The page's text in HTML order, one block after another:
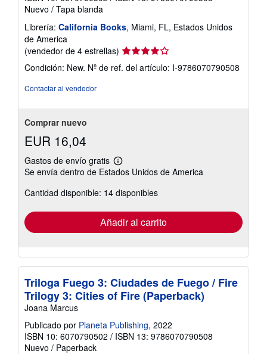
Nuevo / Tapa blanda
Librería: California Books, Miami, FL, Estados Unidos
de America
(vendedor de 4 estrellas) Calificación
del
vendedor:
Condición: New. Nº de ref. del artículo: I-9786070790508
Contactar al vendedor
Comprar nuevo
EUR 16,04
Gastos de envío gratis
Más
información
las
tarifas
envío
Se envía dentro de Estados Unidos de America
Cantidad disponible: 14 disponibles
Añadir al carrito
Triloga Fuego 3: Ciudades de Fuego / Fire
Trilogy 3: Cities of Fire (Paperback)
Joana Marcus
Publicado por Planeta Publishing, 2022
ISBN 10: 6070790502 / ISBN 13: 9786070790508
Nuevo / Paperback